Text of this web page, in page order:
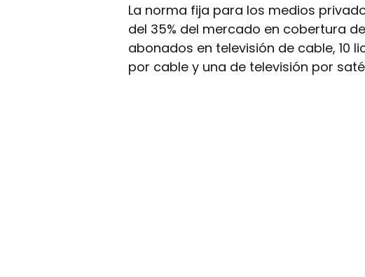
La norma fija para los medios
del 35% del mercado en cobertura
abonados en televisión de cable, 10
por cable y una de televisión por